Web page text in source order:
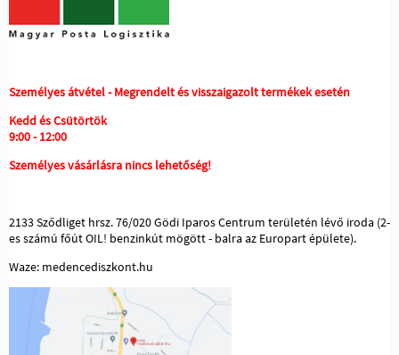
Személyes átvétel - Megrendelt és visszaigazolt termékek esetén
Kedd és Csütörtök
9:00 - 12:00
Személyes vásárlásra nincs lehetőség!
2133 Sződliget hrsz. 76/020 Gödi Iparos Centrum területén lévő iroda (2-
es számú főút OIL! benzinkút mögött - balra az Europart épülete).
Waze: medencediszkont.hu